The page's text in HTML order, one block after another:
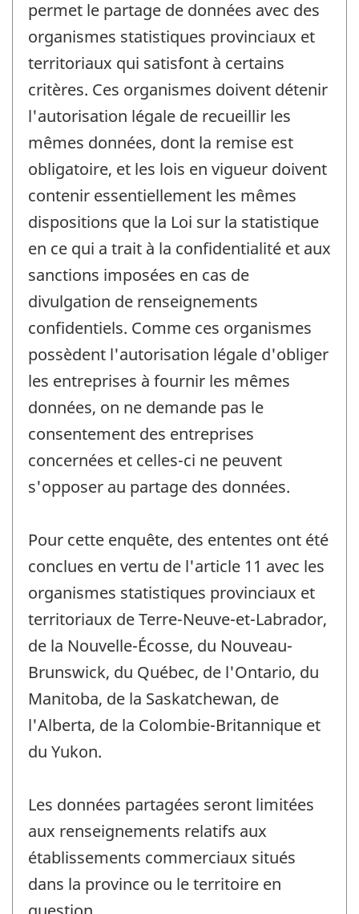
permet le partage de données avec des
organismes statistiques provinciaux et
territoriaux qui satisfont à certains
critères. Ces organismes doivent détenir
l'autorisation légale de recueillir les
mêmes données, dont la remise est
obligatoire, et les lois en vigueur doivent
contenir essentiellement les mêmes
dispositions que la Loi sur la statistique
en ce qui a trait à la confidentialité et aux
sanctions imposées en cas de
divulgation de renseignements
confidentiels. Comme ces organismes
possèdent l'autorisation légale d'obliger
les entreprises à fournir les mêmes
données, on ne demande pas le
consentement des entreprises
concernées et celles-ci ne peuvent
s'opposer au partage des données.
Pour cette enquête, des ententes ont été
conclues en vertu de l'article 11 avec les
organismes statistiques provinciaux et
territoriaux de Terre-Neuve-et-Labrador,
de la Nouvelle-Écosse, du Nouveau-
Brunswick, du Québec, de l'Ontario, du
Manitoba, de la Saskatchewan, de
l'Alberta, de la Colombie-Britannique et
du Yukon.
Les données partagées seront limitées
aux renseignements relatifs aux
établissements commerciaux situés
dans la province ou le territoire en